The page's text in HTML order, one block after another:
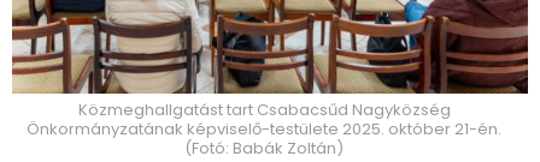
Közmeghallgatást tart Csabacsűd Nagyközség
Önkormányzatának képviselő-testülete 2025. október 21-én.
(Fotó: Babák Zoltán)